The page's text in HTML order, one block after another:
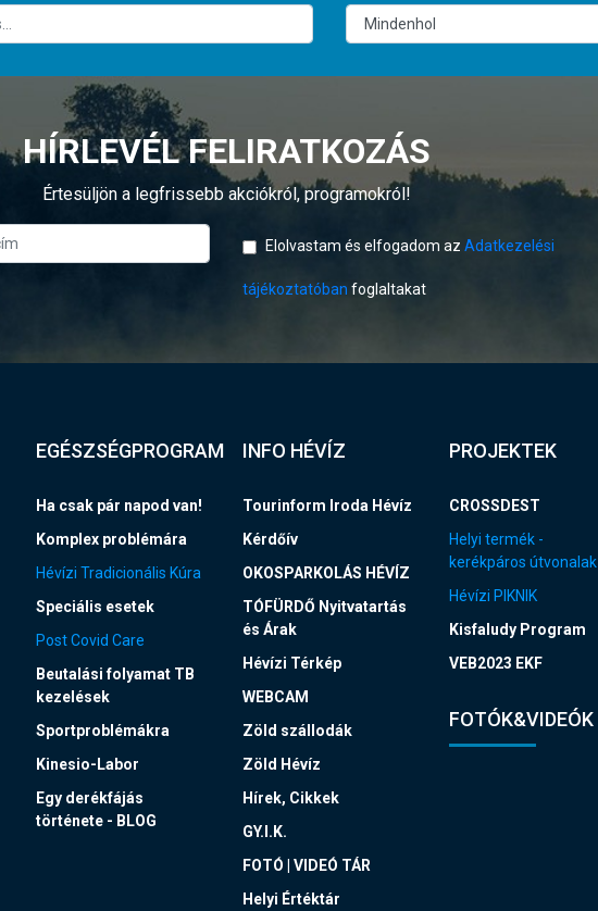
HÍRLEVÉL FELIRATKOZÁS
Értesüljön a legfrissebb akciókról, programokról!
Elolvastam és elfogadom az Adatkezelési
tájékoztatóban foglaltakat
EGÉSZSÉGPROGRAM
Ha csak pár napod van!
Komplex problémára
Hévízi Tradicionális Kúra
Speciális esetek
Post Covid Care
Beutalási folyamat TB
kezelések
Sportproblémákra
Kinesio-Labor
Egy derékfájás
története - BLOG
INFO HÉVÍZ
Tourinform Iroda Hévíz
Kérdőív
OKOSPARKOLÁS HÉVÍZ
TÓFÜRDŐ Nyitvatartás
és Árak
Hévízi Térkép
WEBCAM
Zöld szállodák
Zöld Hévíz
Hírek, Cikkek
GY.I.K.
FOTÓ | VIDEÓ TÁR
Helyi Értéktár
PROJEKTEK
CROSSDEST
Helyi termék -
kerékpáros útvonalak
Hévízi PIKNIK
Kisfaludy Program
VEB2023 EKF
FOTÓK&VIDEÓK